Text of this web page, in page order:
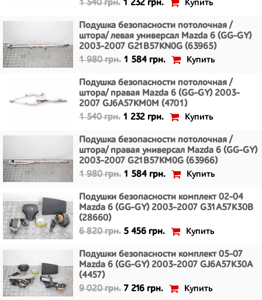
1 540 грн. 1 232 грн. Купить
Подушка безопасности потолочная /
штора/ левая универсал Mazda 6 (GG-GY)
2003-2007 G21B57KN0G (63965)
1 980 грн. 1 584 грн. Купить
Подушка безопасности потолочная /
штора/ правая Mazda 6 (GG-GY) 2003-
2007 GJ6A57KM0M (4701)
1 540 грн. 1 232 грн. Купить
Подушка безопасности потолочная /
штора/ правая универсал Mazda 6 (GG-GY)
2003-2007 G21B57KM0G (63966)
1 980 грн. 1 584 грн. Купить
Подушки безопасности комплект 02-04
Mazda 6 (GG-GY) 2003-2007 G31A57K30B
(28660)
6 820 грн. 5 456 грн. Купить
Подушки безопасности комплект 05-07
Mazda 6 (GG-GY) 2003-2007 GJ6A57K30A
(4457)
9 020 грн. 7 216 грн. Купить